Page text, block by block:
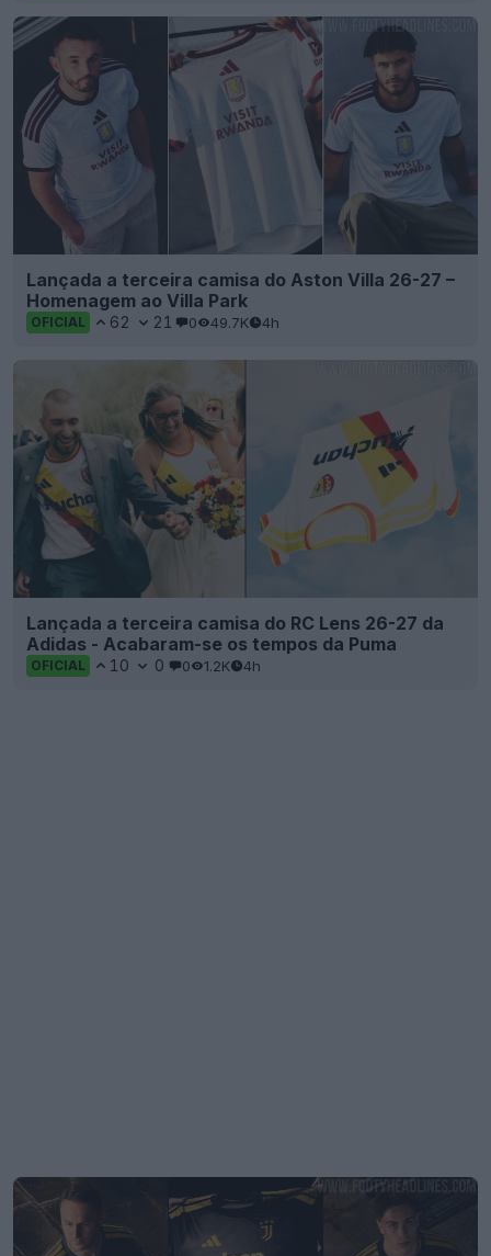
Lançada a terceira camisa do Aston Villa 26-27 –
Homenagem ao Villa Park
OFICIAL 62 21 0 49.7K 4h
Lançada a terceira camisa do RC Lens 26-27 da
Adidas - Acabaram-se os tempos da Puma
OFICIAL 10 0 0 1.2K 4h